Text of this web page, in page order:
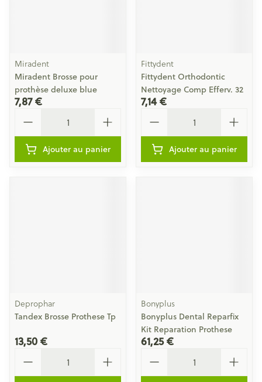
Miradent
Miradent Brosse pour
prothèse deluxe blue
7,87 €
Ajouter au panier
Fittydent
Fittydent Orthodontic
Nettoyage Comp Efferv. 32
7,14 €
Ajouter au panier
Deprophar
Tandex Brosse Prothese Tp
13,50 €
Bonyplus
Bonyplus Dental Reparfix
Kit Reparation Prothese
61,25 €